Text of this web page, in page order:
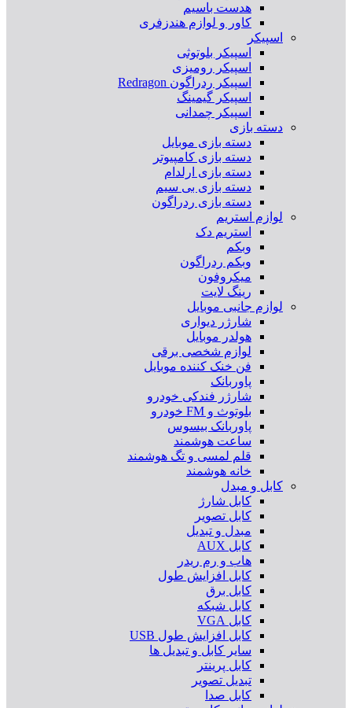
هدست باسیم
کاور و لوازم هندزفری
اسپیکر
اسپیکر بلوتوثی
اسپیکر رومیزی
اسپیکر ردراگون Redragon
اسپیکر گیمینگ
اسپیکر چمدانی
دسته بازی
دسته بازی موبایل
دسته بازی کامپیوتر
دسته بازی ارلدام
دسته بازی بی سیم
دسته بازی ردراگون
لوازم استریم
استریم دک
وبکم
وبکم ردراگون
میکروفون
رینگ لایت
لوازم جانبی موبایل
شارژر دیواری
هولدر موبایل
لوازم شخصی برقی
فن خنک کننده موبایل
پاوربانک
شارژر فندکی خودرو
بلوتوث و FM خودرو
پاوربانک بیسوس
ساعت هوشمند
قلم لمسی و تگ هوشمند
خانه هوشمند
کابل و مبدل
کابل شارژ
کابل تصویر
مبدل و تبدیل
کابل AUX
هاب و رم ریدر
کابل افزایش طول
کابل برق
کابل شبکه
کابل VGA
کابل افزایش طول USB
سایر کابل و تبدیل ها
کابل پرینتر
تبدیل تصویر
کابل صدا